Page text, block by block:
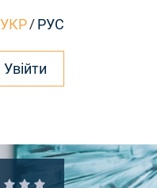
УКР/ РУС
Увійти